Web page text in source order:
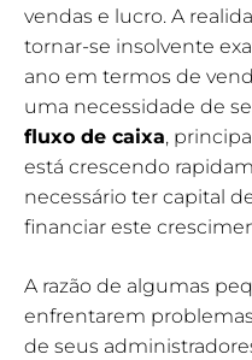
vendas e lucro. A
tornar-se insolvente
ano em termos de
uma necessidade de
fluxo de caixa,
está crescendo
necessário ter capital
financiar este
A razão de algumas
enfrentarem
de seus